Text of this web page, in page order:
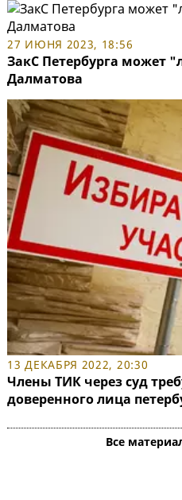
27 ИЮНЯ 2023, 18:56
ЗакС Петербурга может
Далматова
13 ДЕКАБРЯ 2022, 20:30
Члены ТИК через суд
доверенного лица
Все